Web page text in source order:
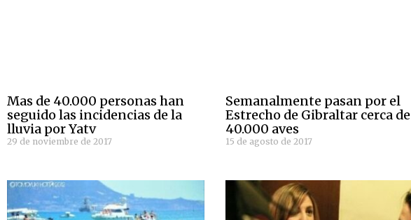
Mas de 40.000 personas han
seguido las incidencias de la
lluvia por Yatv
29 de noviembre de 2017
Semanalmente pasan por el
Estrecho de Gibraltar cerca de
40.000 aves
15 de agosto de 2017